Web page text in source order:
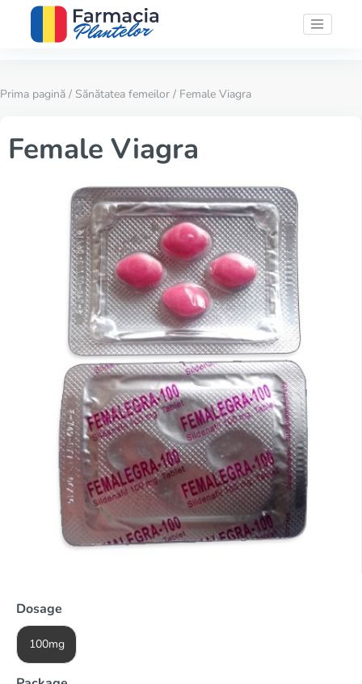
Prima pagină / Sănătatea femeilor / Female Viagra
Female Viagra
Dosage
100mg